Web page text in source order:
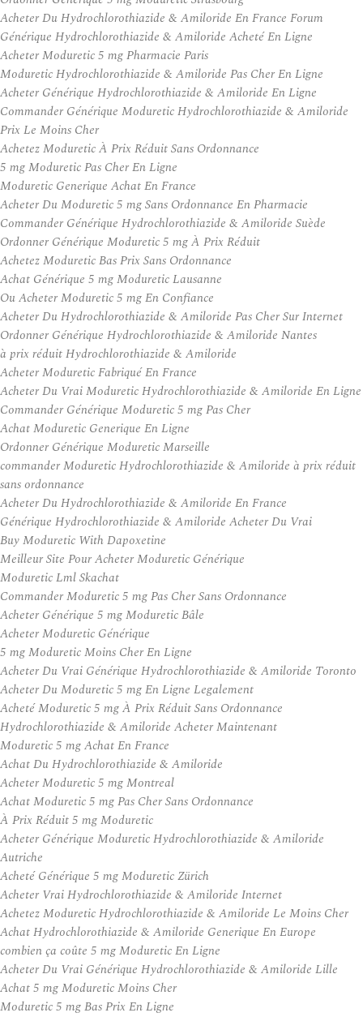
Acheter Du Hydrochlorothiazide & Amiloride En France Forum
Générique Hydrochlorothiazide & Amiloride Acheté En Ligne
Acheter Moduretic 5 mg Pharmacie Paris
Moduretic Hydrochlorothiazide & Amiloride Pas Cher En Ligne
Acheter Générique Hydrochlorothiazide & Amiloride En Ligne
Commander Générique Moduretic Hydrochlorothiazide & Amiloride
Prix Le Moins Cher
Achetez Moduretic À Prix Réduit Sans Ordonnance
5 mg Moduretic Pas Cher En Ligne
Moduretic Generique Achat En France
Acheter Du Moduretic 5 mg Sans Ordonnance En Pharmacie
Commander Générique Hydrochlorothiazide & Amiloride Suède
Ordonner Générique Moduretic 5 mg À Prix Réduit
Achetez Moduretic Bas Prix Sans Ordonnance
Achat Générique 5 mg Moduretic Lausanne
Ou Acheter Moduretic 5 mg En Confiance
Acheter Du Hydrochlorothiazide & Amiloride Pas Cher Sur Internet
Ordonner Générique Hydrochlorothiazide & Amiloride Nantes
à prix réduit Hydrochlorothiazide & Amiloride
Acheter Moduretic Fabriqué En France
Acheter Du Vrai Moduretic Hydrochlorothiazide & Amiloride En Ligne
Commander Générique Moduretic 5 mg Pas Cher
Achat Moduretic Generique En Ligne
Ordonner Générique Moduretic Marseille
commander Moduretic Hydrochlorothiazide & Amiloride à prix réduit
sans ordonnance
Acheter Du Hydrochlorothiazide & Amiloride En France
Générique Hydrochlorothiazide & Amiloride Acheter Du Vrai
Buy Moduretic With Dapoxetine
Meilleur Site Pour Acheter Moduretic Générique
Moduretic Lml Skachat
Commander Moduretic 5 mg Pas Cher Sans Ordonnance
Acheter Générique 5 mg Moduretic Bâle
Acheter Moduretic Générique
5 mg Moduretic Moins Cher En Ligne
Acheter Du Vrai Générique Hydrochlorothiazide & Amiloride Toronto
Acheter Du Moduretic 5 mg En Ligne Legalement
Acheté Moduretic 5 mg À Prix Réduit Sans Ordonnance
Hydrochlorothiazide & Amiloride Acheter Maintenant
Moduretic 5 mg Achat En France
Achat Du Hydrochlorothiazide & Amiloride
Acheter Moduretic 5 mg Montreal
Achat Moduretic 5 mg Pas Cher Sans Ordonnance
À Prix Réduit 5 mg Moduretic
Acheter Générique Moduretic Hydrochlorothiazide & Amiloride
Autriche
Acheté Générique 5 mg Moduretic Zürich
Acheter Vrai Hydrochlorothiazide & Amiloride Internet
Achetez Moduretic Hydrochlorothiazide & Amiloride Le Moins Cher
Achat Hydrochlorothiazide & Amiloride Generique En Europe
combien ça coûte 5 mg Moduretic En Ligne
Acheter Du Vrai Générique Hydrochlorothiazide & Amiloride Lille
Achat 5 mg Moduretic Moins Cher
Moduretic 5 mg Bas Prix En Ligne